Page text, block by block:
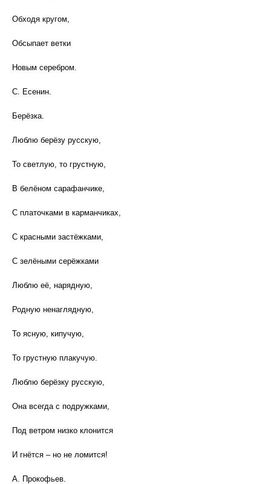
Обходя кругом,
Обсыпает ветки
Новым серебром.
С. Есенин.
Берёзка.
Люблю берёзу русскую,
То светлую, то грустную,
В белёном сарафанчике,
С платочками в карманчиках,
С красными застёжками,
С зелёными серёжками
Люблю её, нарядную,
Родную ненаглядную,
То ясную, кипучую,
То грустную плакучую.
Люблю берёзку русскую,
Она всегда с подружками,
Под ветром низко клонится
И гнётся – но не ломится!
А. Прокофьев.